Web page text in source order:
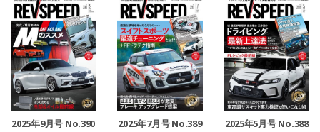
2025年9月号 No.390 2025年7月号 No.389 2025年5月号 No.388